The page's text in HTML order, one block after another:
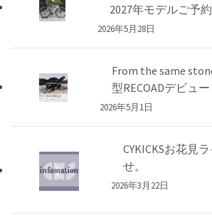
2027年モデルご予約
2026年5月28日
From the same
型RECOADデビュー
2026年5月1日
CYKICKSお花見
せ。
2026年3月22日